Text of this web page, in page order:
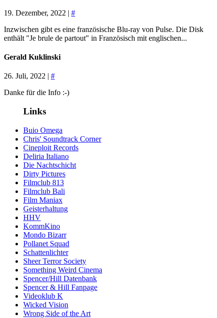
19. Dezember, 2022 | #
Inzwischen gibt es eine französische Blu-ray von Pulse. Die Disk
enthält "Je brule de partout" in Französisch mit englischen...
Gerald Kuklinski
26. Juli, 2022 | #
Danke für die Info :-)
Links
Buio Omega
Chris' Soundtrack Corner
Cineploit Records
Deliria Italiano
Die Nachtschicht
Dirty Pictures
Filmclub 813
Filmclub Bali
Film Maniax
Geisterhaltung
HHV
KommKino
Mondo Bizarr
Pollanet Squad
Schattenlichter
Sheer Terror Society
Something Weird Cinema
Spencer/Hill Datenbank
Spencer & Hill Fanpage
Videoklub K
Wicked Vision
Wrong Side of the Art